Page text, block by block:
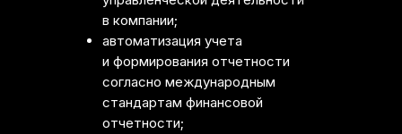
в компании;
автоматизация учета
и формирования отчетности
согласно международным
стандартам финансовой
отчетности;